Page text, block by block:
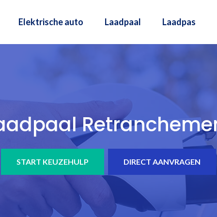
Elektrische auto Laadpaal Laadpas
START KEUZEHULP DIRECT AANVRAGEN